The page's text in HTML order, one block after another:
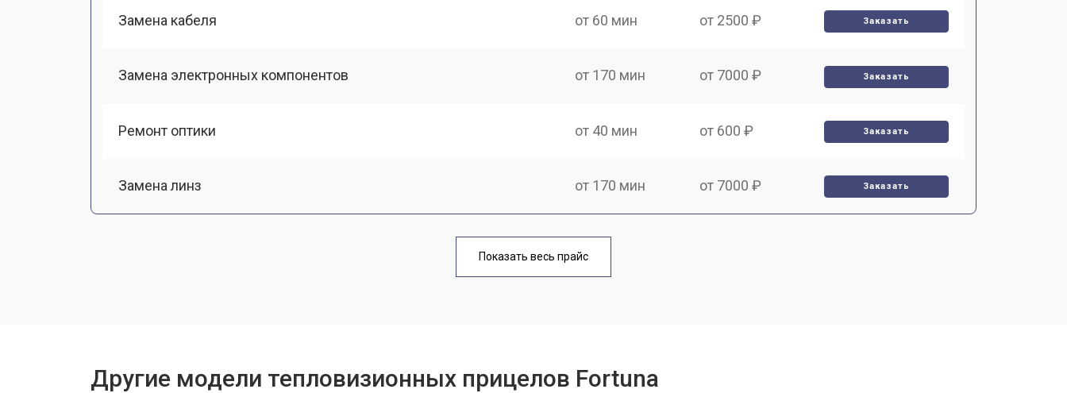
Замена кабеля от 60 мин от 2500 ₽ Заказать
Замена электронных компонентов от 170 мин от 7000 ₽ Заказать
Ремонт оптики от 40 мин от 600 ₽ Заказать
Замена линз от 170 мин от 7000 ₽ Заказать
от 70 мин
Показать весь прайс
Другие модели тепловизионных прицелов Fortuna